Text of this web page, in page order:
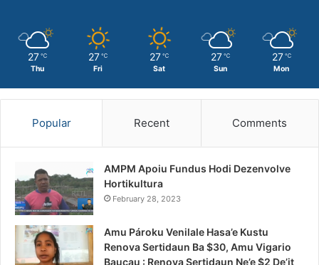
27 ℃
Thu
27 ℃
Fri
27 ℃
Sat
27 ℃
Sun
27 ℃
Mon
Popular Recent Comments
AMPM Apoiu Fundus Hodi Dezenvolve
Hortikultura
February 28, 2023
Amu Pároku Venilale Hasa’e Kustu
Renova Sertidaun Ba $30, Amu Vigario
Baucau : Renova Sertidaun Ne’e $2 De’it